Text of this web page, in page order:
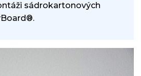
sádrokartonových
®.